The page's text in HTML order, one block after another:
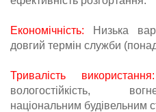
Економічність:
Низька
довгий термін служби
Тривалість
вологостійкість,
національним будівельним